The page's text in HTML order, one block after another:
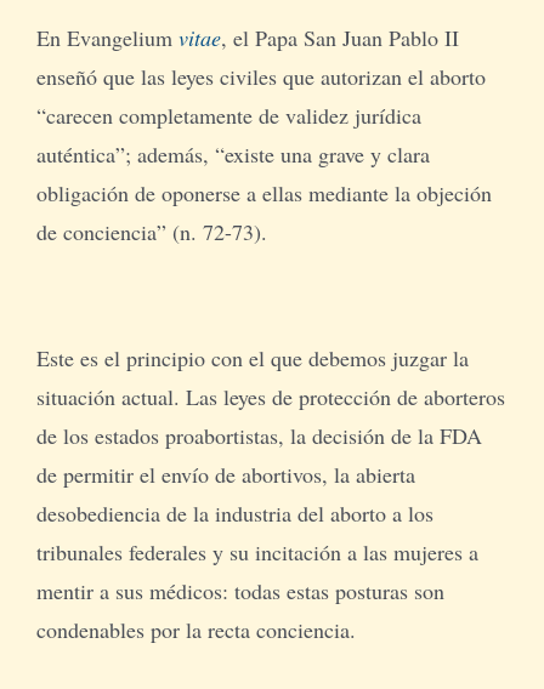
En Evangelium vitae, el Papa San Juan Pablo II
enseñó que las leyes civiles que autorizan el aborto
“carecen completamente de validez jurídica
auténtica”; además, “existe una grave y clara
obligación de oponerse a ellas mediante la objeción
de conciencia” (n. 72-73).
Este es el principio con el que debemos juzgar la
situación actual. Las leyes de protección de aborteros
de los estados proabortistas, la decisión de la FDA
de permitir el envío de abortivos, la abierta
desobediencia de la industria del aborto a los
tribunales federales y su incitación a las mujeres a
mentir a sus médicos: todas estas posturas son
condenables por la recta conciencia.